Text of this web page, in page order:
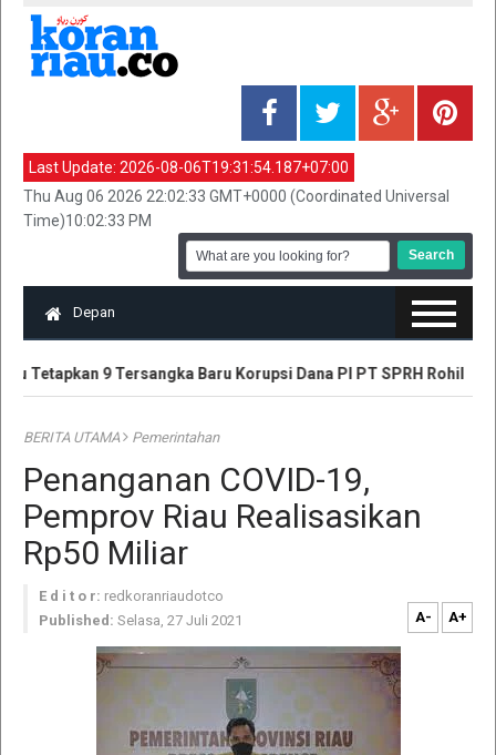
Last Update: 2026-08-06T19:31:54.187+07:00
Thu Aug 06 2026 22:02:33 GMT+0000 (Coordinated Universal
Time)10:02:33 PM
Depan
Tetapkan 9 Tersangka Baru Korupsi Dana PI PT SPRH Rohil
BERITA UTAMA Pemerintahan
Penanganan COVID-19,
Pemprov Riau Realisasikan
Rp50 Miliar
E d i t o r: redkoranriaudotco
Published: Selasa, 27 Juli 2021 A- A+